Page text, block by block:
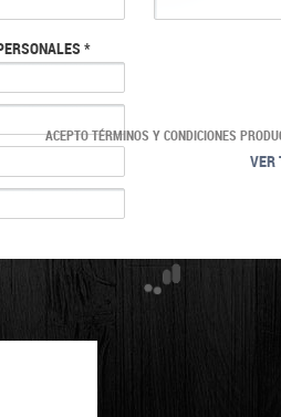
*
ACEPTO TÉRMINOS Y CONDICIONES
VER